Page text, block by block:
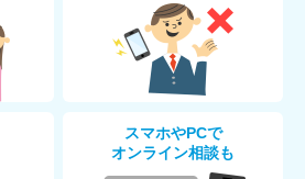
スマホやPCで
オンライン相談も